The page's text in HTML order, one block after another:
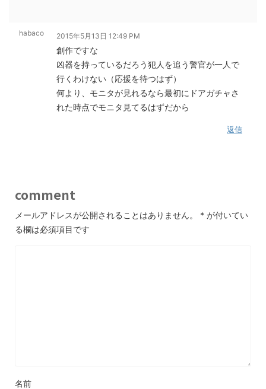
habaco 2015年5月13日 12:49 PM
創作ですな
凶器を持っているだろう犯人を追う警官が一人で
行くわけない（応援を待つはず）
何より、モニタが見れるなら最初にドアガチャさ
れた時点でモニタ見てるはずだから
返信
comment
メールアドレスが公開されることはありません。 * が付いてい
る欄は必須項目です
名前